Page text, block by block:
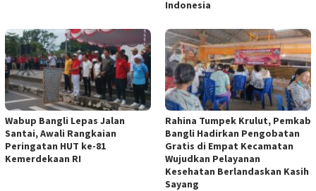
Indonesia
Wabup Bangli Lepas Jalan
Santai, Awali Rangkaian
Peringatan HUT ke-81
Kemerdekaan RI
Rahina Tumpek Krulut, Pemkab
Bangli Hadirkan Pengobatan
Gratis di Empat Kecamatan
Wujudkan Pelayanan
Kesehatan Berlandaskan Kasih
Sayang